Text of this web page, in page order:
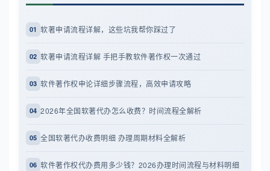
01 软著申请流程详解，这些坑我帮你踩过了
02 软著申请流程详解 手把手教软件著作权一次通过
03 软件著作权申论详细步骤流程，高效申请攻略
04 2026年全国软著代办怎么收费？时间流程全解析
05 全国软著代办收费明细 办理周期材料全解析
06 软件著作权代办费用多少钱？2026办理时间流程与材料明细